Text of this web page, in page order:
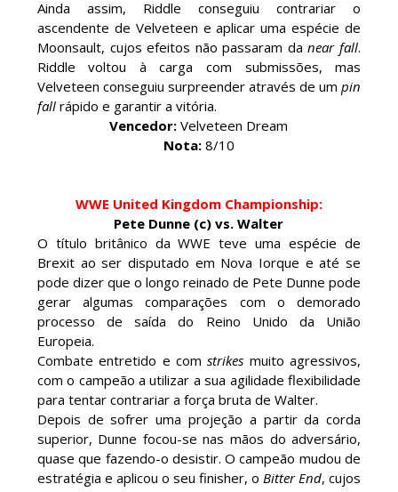
AEW: Samoa Joe faz tease de regresso no All In
SCSA867-Aug 07 2026
WWE: Possível adversário de Roman Reigns no
México revelado
SCSA867-Aug 07 2026
Agente livre de peso: Kairi Sane revela inúmeras
propostas após saída da WWE e pondera o
próximo passo
SCSA867 - Aug 07 2026
WWE: Regresso de Stephanie Vaquer foi adiado
por várias semanas
SCSA867-Aug 06 2026
Ainda assim, Riddle conseguiu contrariar o
ascendente de Velveteen e aplicar uma espécie de
Moonsault, cujos efeitos não passaram danear fall.
Riddle voltou à carga com submissões, mas
Velveteen conseguiu surpreender através de umpin
fallrápido e garantir a vitória.
Vencedor: Velveteen Dream
Nota:8/10
WWE United Kingdom Championship:
Pete Dunne (c) vs. Walter
O título britânico da WWE teve uma espécie de
Brexit ao ser disputado em Nova Iorque e até se
pode dizer que o longo reinado de Pete Dunne pode
gerar algumas comparações com o demorado
processo de saída do Reino Unido da União
Europeia.
Combate entretido e comstrikes muito agressivos,
com o campeão a utilizar a sua agilidade flexibilidade
para tentar contrariar a força bruta de Walter.
Depois de sofrer uma projeção a partir da corda
superior, Dunne focou-se nas mãos do adversário,
quase que fazendo-o desistir. O campeão mudou de
estratégia e aplicou o seu finisher, oBitter End, cujos